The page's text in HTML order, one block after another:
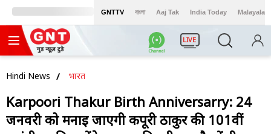
GNTTV বাংলা Aaj Tak India Today Malayalam
LIVE
Hindi News भारत
Karpoori Thakur Birth Anniversarry: 24
जनवरी को मनाई जाएगी कर्पूरी ठाकुर की 101वीं